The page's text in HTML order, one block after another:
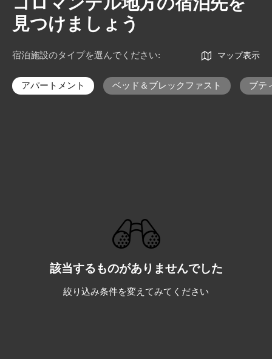
見つけましょう
宿泊施設のタイプを選んでください: マップ表示
アパートメント ベッド＆ブレックファスト ブテ
該当するものがありませんでした
絞り込み条件を変えてみてください